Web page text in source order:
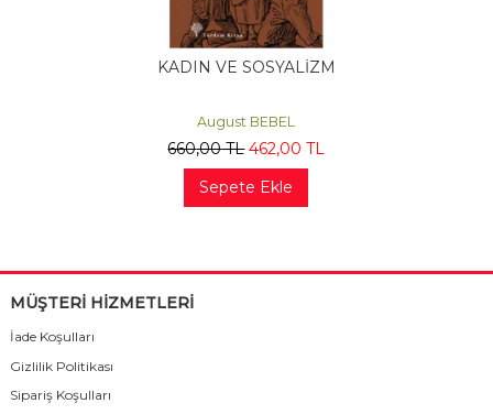
KADIN VE SOSYALİZM
August BEBEL
660,00TL 462,00 TL
Sepete Ekle
MÜŞTERİ HİZMETLERİ
İade Koşulları
Gizlilik Politikası
Sipariş Koşulları